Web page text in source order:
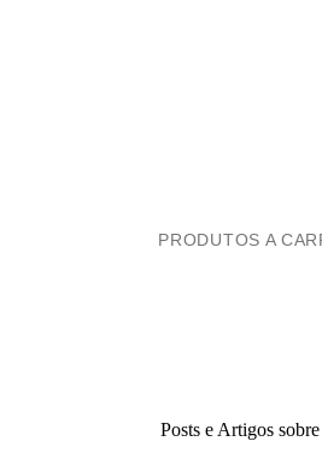
PRODUTOS A
Posts e Artigos